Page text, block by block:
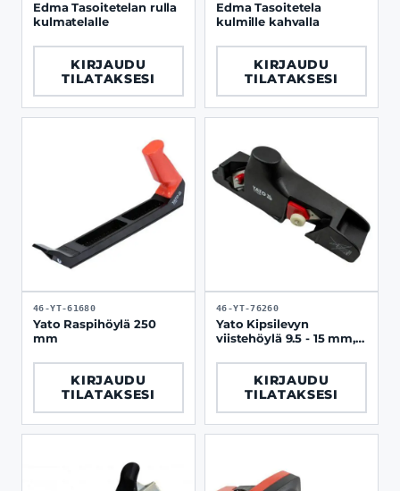
Edma Tasoitetelan rulla
kulmatelalle
KIRJAUDU
TILATAKSESI
Edma Tasoitetela
kulmille kahvalla
KIRJAUDU
TILATAKSESI
46-YT-61680
Yato Raspihöylä 250
mm
KIRJAUDU
TILATAKSESI
46-YT-76260
Yato Kipsilevyn
viistehöylä 9.5 - 15 mm,
KIRJAUDU
TILATAKSESI